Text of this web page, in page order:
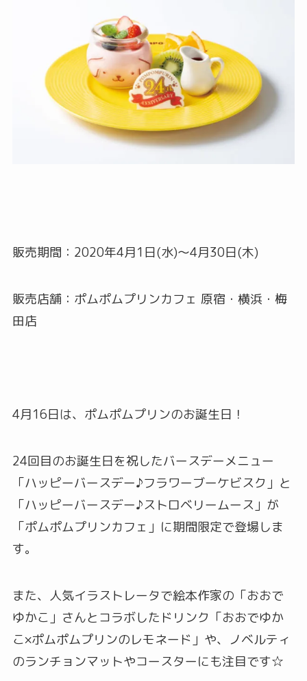
販売期間：2020年4月1日(水)～4月30日(木)
販売店舗：ポムポムプリンカフェ 原宿・横浜・梅
田店
4月16日は、ポムポムプリンのお誕生日！
24回目のお誕生日を祝したバースデーメニュー
「ハッピーバースデー♪フラワーブーケビスク」と
「ハッピーバースデー♪ストロベリームース」が
「ポムポムプリンカフェ」に期間限定で登場しま
す。
また、人気イラストレータで絵本作家の「おおで
ゆかこ」さんとコラボしたドリンク「おおでゆか
こ×ポムポムプリンのレモネード」や、ノベルティ
のランチョンマットやコースターにも注目です☆